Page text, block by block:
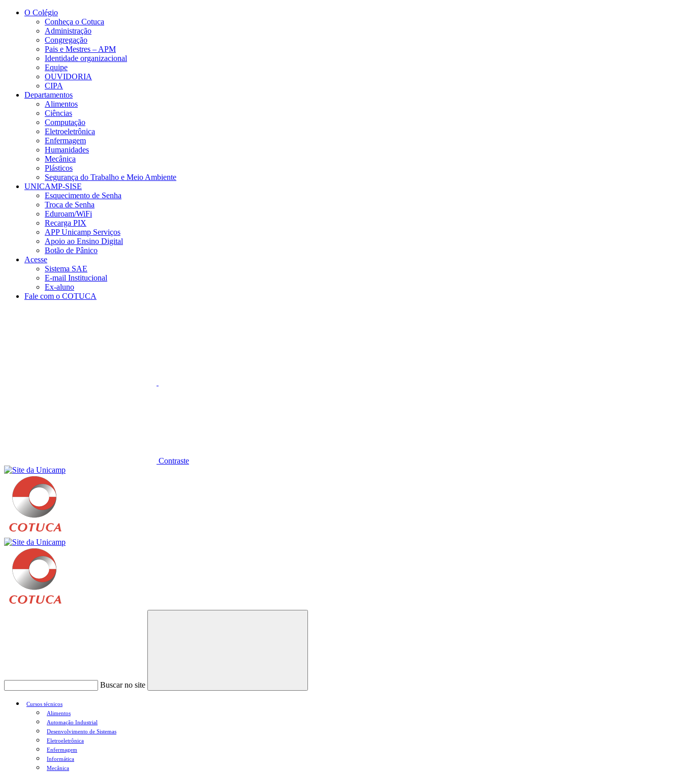
Conteúdo principal
O Colégio
Conheça o Cotuca
Administração
Congregação
Pais e Mestres – APM
Identidade organizacional
Equipe
OUVIDORIA
CIPA
Departamentos
Alimentos
Ciências
Computação
Eletroeletrônica
Enfermagem
Humanidades
Mecânica
Plásticos
Segurança do Trabalho e Meio Ambiente
UNICAMP-SISE
Esquecimento de Senha
Troca de Senha
Eduroam/WiFi
Recarga PIX
APP Unicamp Serviços
Apoio ao Ensino Digital
Botão de Pânico
Acesse
Sistema SAE
E-mail Institucional
Ex-aluno
Fale com o COTUCA
Contraste
Buscar no site
Buscar
Cursos técnicos
Alimentos
Automação Industrial
Desenvolvimento de Sistemas
Eletroeletrônica
Enfermagem
Informática
Mecânica